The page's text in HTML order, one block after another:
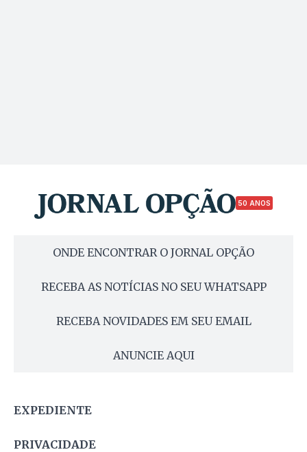
50 ANOS
ONDE ENCONTRAR O JORNAL OPÇÃO
RECEBA AS NOTÍCIAS NO SEU WHATSAPP
RECEBA NOVIDADES EM SEU EMAIL
ANUNCIE AQUI
EXPEDIENTE
PRIVACIDADE